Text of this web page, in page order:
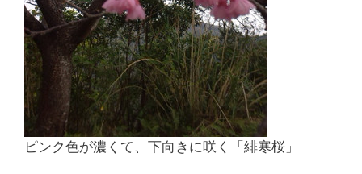
ピンク色が濃くて、下向きに咲く「緋寒桜」